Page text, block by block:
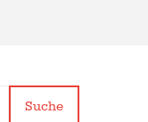
Suche